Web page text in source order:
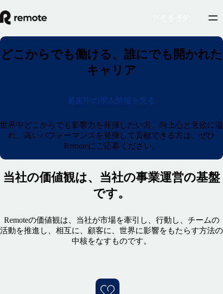
どこからでも働ける、誰にでも開かれた
キャリア
世界中どこからでも影響力を発揮したい方、向上心と意欲に溢
れ、高いパフォーマンスを発揮して貢献できる方は、ぜひ
Remoteにご応募ください。
募集中の求人情報を見る
当社の価値観は、当社の事業運営の基盤
です。
Remoteの価値観は、当社が市場を牽引し、行動し、チームの
活動を推進し、相互に、顧客に、世界に影響をもたらす方法の
中核をなすものです。